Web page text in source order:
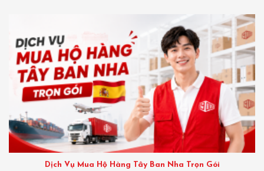
Dịch Vụ Mua Hộ Hàng Tây Ban Nha Trọn Gói